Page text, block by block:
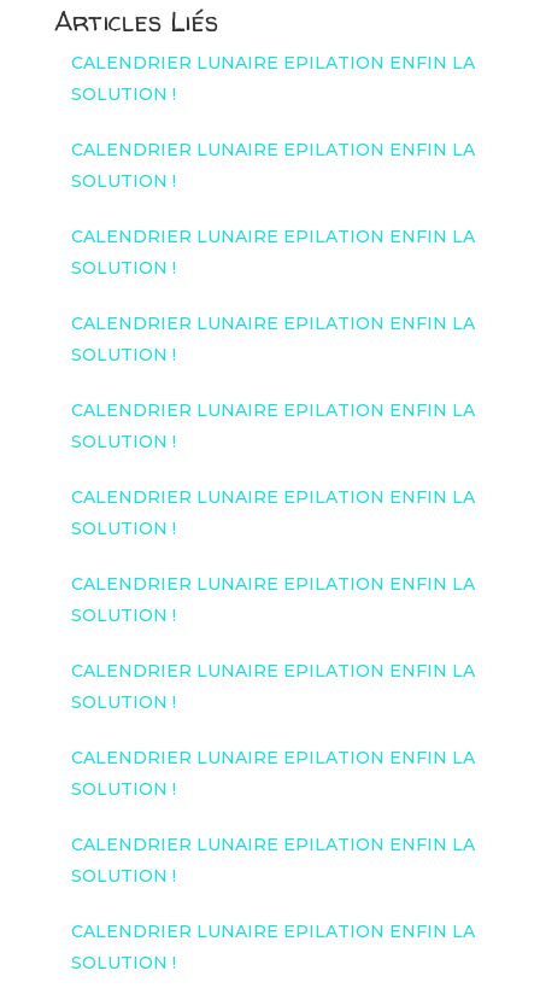
Articles Liés
CALENDRIER LUNAIRE EPILATION ENFIN LA
SOLUTION !
CALENDRIER LUNAIRE EPILATION ENFIN LA
SOLUTION !
CALENDRIER LUNAIRE EPILATION ENFIN LA
SOLUTION !
CALENDRIER LUNAIRE EPILATION ENFIN LA
SOLUTION !
CALENDRIER LUNAIRE EPILATION ENFIN LA
SOLUTION !
CALENDRIER LUNAIRE EPILATION ENFIN LA
SOLUTION !
CALENDRIER LUNAIRE EPILATION ENFIN LA
SOLUTION !
CALENDRIER LUNAIRE EPILATION ENFIN LA
SOLUTION !
CALENDRIER LUNAIRE EPILATION ENFIN LA
SOLUTION !
CALENDRIER LUNAIRE EPILATION ENFIN LA
SOLUTION !
CALENDRIER LUNAIRE EPILATION ENFIN LA
SOLUTION !